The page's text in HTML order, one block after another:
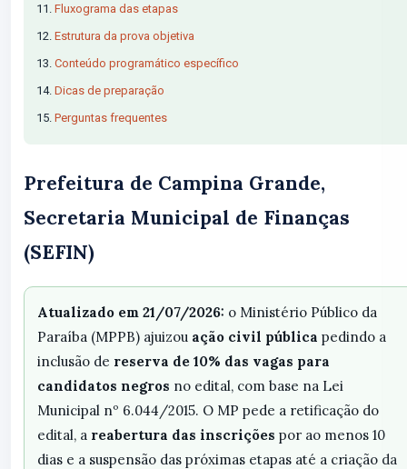
Fluxograma das etapas
Estrutura da prova objetiva
Conteúdo programático específico
Dicas de preparação
Perguntas frequentes
Prefeitura de Campina Grande,
Secretaria Municipal de Finanças
(SEFIN)
Atualizado em 21/07/2026: o Ministério Público da
Paraíba (MPPB) ajuizou ação civil pública pedindo a
inclusão de reserva de 10% das vagas para
candidatos negros no edital, com base na Lei
Municipal nº 6.044/2015. O MP pede a retificação do
edital, a reabertura das inscrições por ao menos 10
dias e a suspensão das próximas etapas até a criação da